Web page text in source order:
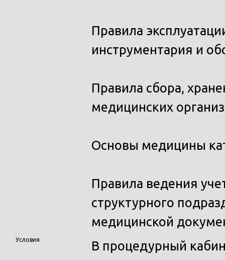
Правила
инструментария и
Правила сбора,
медицинских
Основы медицины
Правила ведения
структурного
медицинской
Условия В процедурный